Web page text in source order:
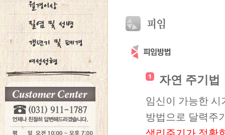
자연 주기법
임신이 가능한 시
방법으로 달력주